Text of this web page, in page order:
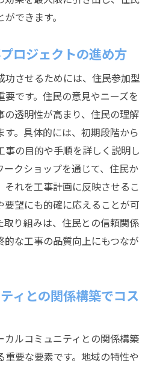
できます。
ロジェクトの進め方
功させるためには、住民参加型
です。住民の意見やニーズを
の透明性が高まり、住民の理解
す。具体的には、初期段階から
の目的や手順を詳しく説明し
ークショップを通じて、住民か
それを工事計画に反映させるこ
要望にも的確に応えることが可
り組みは、住民との信頼関係
的な工事の品質向上にもつなが
ィとの関係構築でコス
ルコミュニティとの関係構築
要な要素です。地域の特性や